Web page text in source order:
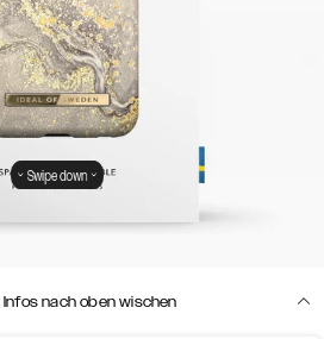
Infos nach oben wischen
Swipe down